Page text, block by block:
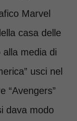
Marvel
casa delle
media di
usci nel
“Avengers”
dava modo